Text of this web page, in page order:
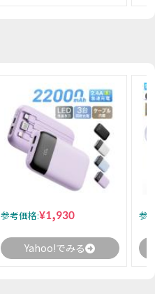
参考価格:¥1,930
Yahoo!でみる
参